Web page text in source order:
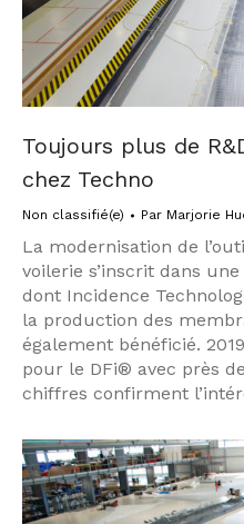
Toujours plus de
chez Techno
Non classifié(e) Par Marjorie
La modernisation de
voilerie s’inscrit dans
dont Incidence
la production des
également bénéficié.
pour le DFi® avec près
chiffres confirment